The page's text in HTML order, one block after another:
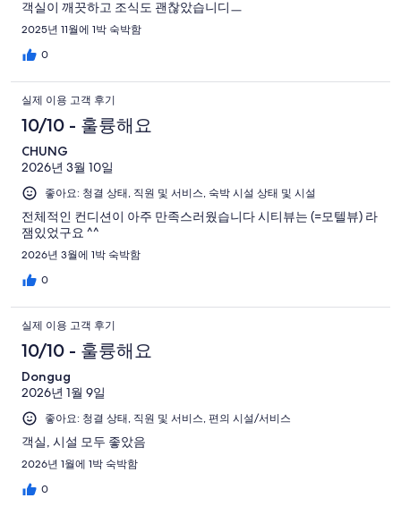
객실이 깨끗하고 조식도 괜찮았습니디ㅡ
2025년 11월에 1박 숙박함
0
실제 이용 고객 후기
10/10 - 훌륭해요
CHUNG
2026년 3월 10일
좋아요: 청결 상태, 직원 및 서비스, 숙박 시설 상태 및 시설
전체적인 컨디션이 아주 만족스러웠습니다 시티뷰는 (=모텔뷰) 라
잼있었구요 ^^
2026년 3월에 1박 숙박함
0
실제 이용 고객 후기
10/10 - 훌륭해요
Dongug
2026년 1월 9일
좋아요: 청결 상태, 직원 및 서비스, 편의 시설/서비스
객실, 시설 모두 좋았음
2026년 1월에 1박 숙박함
0